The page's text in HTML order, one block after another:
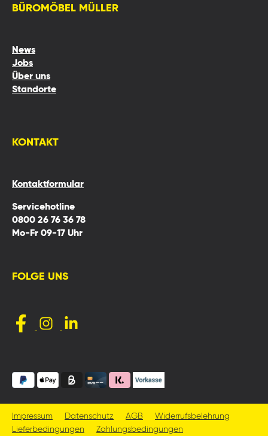
BÜROMÖBEL MÜLLER
News
Jobs
Über uns
Standorte
KONTAKT
Kontaktformular
Servicehotline
0800 26 76 36 78
Mo-Fr 09-17 Uhr
FOLGE UNS
Impressum Datenschutz AGB
Widerrufsbelehrung
Lieferbedingungen
Zahlungsbedingungen